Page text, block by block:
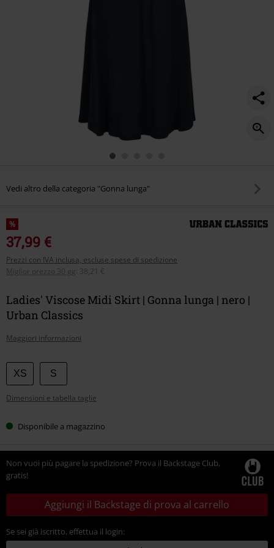
Vedi altro della categoria "Gonna lunga"
%
37,99 €
Prezzi con IVA inclusa, escluse spese di spedizione
Miglior prezzo 30 gg
38,21 €
Ladies' Viscose Midi Skirt | Gonna lunga | nero |
Urban Classics
Maggiori informazioni
Scegli
la
tua
XS S
Dimensioni e tabella taglie
Disponibile a magazzino
Non vuoi più pagare la spedizione? Prova il Backstage Club,
gratis!
Aggiungi il Backstage di prova al carrello
Se sei già iscritto, effettua il login: